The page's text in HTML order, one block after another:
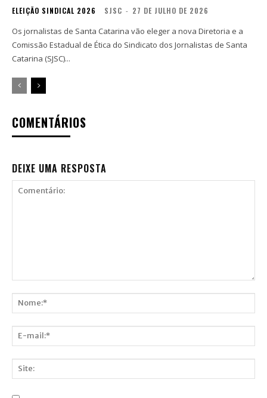
ELEIÇÃO SINDICAL 2026 SJSC - 27 DE JULHO DE 2026
Os jornalistas de Santa Catarina vão eleger a nova Diretoria e a
Comissão Estadual de Ética do Sindicato dos Jornalistas de Santa
Catarina (SJSC)...
COMENTÁRIOS
DEIXE UMA RESPOSTA
mail:*